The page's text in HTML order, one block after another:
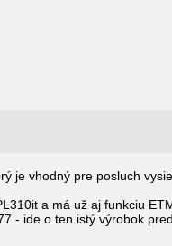
je vhodný pre posluch
a má už aj funkciu
- ide o ten istý výrobok